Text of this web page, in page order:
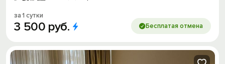
за 1 сутки
3 500 руб. Бесплатая отмена